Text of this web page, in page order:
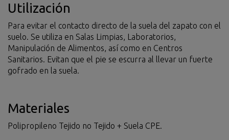
Utilización
Para evitar el contacto directo de la suela del zapato con el
suelo. Se utiliza en Salas Limpias, Laboratorios,
Manipulación de Alimentos, así como en Centros
Sanitarios. Evitan que el pie se escurra al llevar un fuerte
gofrado en la suela.
Materiales
Polipropileno Tejido no Tejido + Suela CPE.